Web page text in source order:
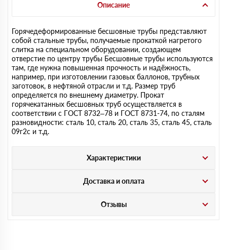
Описание
Горячедеформированные бесшовные трубы представляют
собой стальные трубы, получаемые прокаткой нагретого
слитка на специальном оборудовании, создающем
отверстие по центру трубы Бесшовные трубы используются
там, где нужна повышенная прочность и надёжность,
например, при изготовлении газовых баллонов, трубных
заготовок, в нефтяной отрасли и т.д. Размер труб
определяется по внешнему диаметру. Прокат
горячекатанных бесшовных труб осуществляется в
соответствии с ГОСТ 8732–78 и ГОСТ 8731-74, по сталям
разновидности: сталь 10, сталь 20, сталь 35, сталь 45, сталь
09г2с и т.д.
Характеристики
Доставка и оплата
Отзывы